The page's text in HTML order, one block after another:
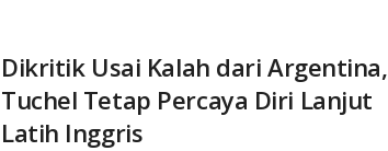
Dikritik Usai Kalah dari Argentina,
Tuchel Tetap Percaya Diri Lanjut
Latih Inggris